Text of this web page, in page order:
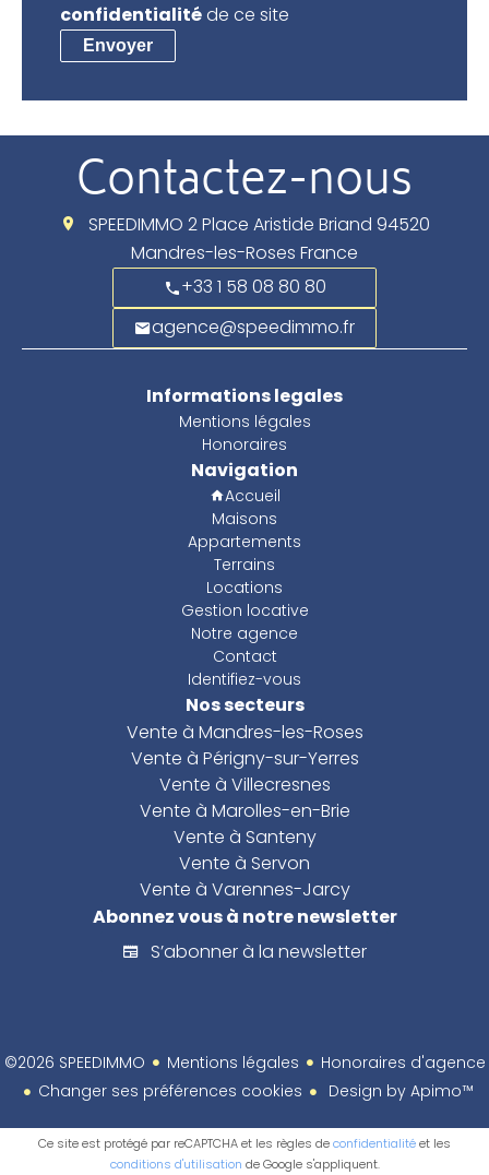
confidentialitéde ce site
Envoyer
Contactez-nous
SPEEDIMMO 2 Place Aristide Briand 94520
Mandres-les-Roses France
+33 1 58 08 80 80
agence@speedimmo.fr
Informations legales
Mentions légales
Honoraires
Navigation
Accueil
Maisons
Appartements
Terrains
Locations
Gestion locative
Notre agence
Contact
Identifiez-vous
Nos secteurs
Vente à Mandres-les-Roses
Vente à Périgny-sur-Yerres
Vente à Villecresnes
Vente à Marolles-en-Brie
Vente à Santeny
Vente à Servon
Vente à Varennes-Jarcy
Abonnez vous à notre newsletter
S’abonner à la newsletter
©2026 SPEEDIMMO Mentions légales
Honoraires d'agence
Changer ses préférences cookies
Design by Apimo™
Ce site est protégé par reCAPTCHA et les règles deconfidentialitéet les
conditions d'utilisation de Google s'appliquent.